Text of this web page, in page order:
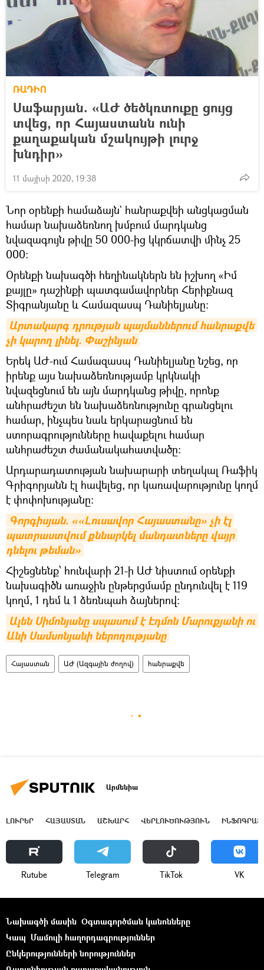
ՌԱԴԻՈ
Սաֆարյան. «ԱԺ ծեծկռտուքը ցույց
տվեց, որ Հայաստանն ունի
քաղաքական մշակույթի լուրջ
խնդիր»
11 մայիսի 2020, 19:38
Նոր օրենքի համաձայն` հանրաքվեի անցկացման
համար նախաձեռնող խմբում մարդկանց
նվազագույն թիվը 50 000-ից կկրճատվի մինչ 25
000:
Օրենքի նախագծի հեղինակներն են իշխող «Իմ
քայլը» դաշինքի պատգամավորներ Հերիքնազ
Տիգրանյանը և Համազասպ Դանիելյանը:
Արտակարգ դրության պայմաններում հանրաքվե
չի կարող լինել. Փաշինյան
Երեկ ԱԺ-ում Համազասպ Դանիելյանը նշեց, որ
իրենք այս նախաձեռնությամբ կրկնակի
նվազեցնում են այն մարդկանց թիվը, որոնք
անհրաժեշտ են նախաձեռնությունը գրանցելու
համար, ինչպես նաև երկարացնում են
ստորագրությունները հավաքելու համար
անհրաժեշտ ժամանակահատվածը։
Արդարադատության նախարարի տեղակալ Ռաֆիկ
Գրիգորյանն էլ հավելեց, որ կառավարությունը կողմ
է փոփոխությանը:
Գորգիսյան. ««Լուսավոր Հայաստանը» չի էլ
պատրաստվում քննարկել մանդատները վայր
դնելու թեման»
Հիշեցնենք՝ հունվարի 21-ի ԱԺ նիստում օրենքի
նախագիծն առաջին ընթերցմամբ ընդունվել է 119
կողմ, 1 դեմ և 1 ձեռնպահ ձայներով:
Ալեն Սիմոնյանը սպասում է Էդմոն Մարուքյանի ու
Անի Սամսոնյանի ներողությանը
Հայաստան ԱԺ (Ազգային ժողով) հանրաքվե
Արմենիա
ԼՈՒՐԵՐ ՀԱՅԱՍՏԱՆ ԱՇԽԱՐՀ ՎԵՐԼՈՒԾՈՒԹՅՈՒՆ
Rutube Telegram ТikТоk VK
Նախագծի մասին Օգտագործման կանոնները
Կապ Մամուլի հաղորդագրություններ
Ընկերությունների նորություններ